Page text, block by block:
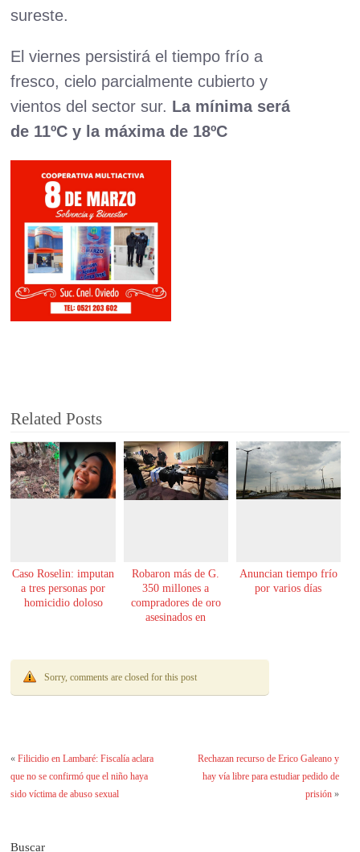
sureste.
El viernes persistirá el tiempo frío a
fresco, cielo parcialmente cubierto y
vientos del sector sur. La mínima será
de 11ºC y la máxima de 18ºC
Related Posts
Caso Roselin: imputan
a tres personas por
homicidio doloso
Robaron más de G.
350 millones a
compradores de oro
asesinados en
Anuncian tiempo frío
por varios días
Sorry, comments are closed for this post
«Filicidio en Lambaré: Fiscalía aclara
que no se confirmó que el niño haya
sido víctima de abuso sexual
Rechazan recurso de Erico Galeano y
hay vía libre para estudiar pedido de
prisión»
Buscar